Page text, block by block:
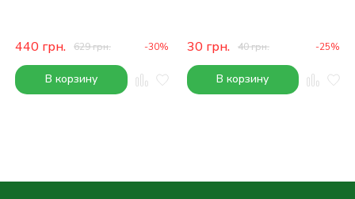
440 грн. 629грн. -30%
В корзину
30 грн. 40грн. -25%
В корзину